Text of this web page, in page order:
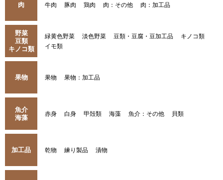
肉 牛肉 豚肉 鶏肉 肉：その他 肉：加工品
野菜
豆類
キノコ類
緑黄色野菜 淡色野菜 豆類・豆腐・豆加工品
キノコ類
イモ類
果物 果物 果物：加工品
魚介
海藻
赤身 白身 甲殻類 海藻 魚介：その他 貝類
加工品 乾物 練り製品 漬物